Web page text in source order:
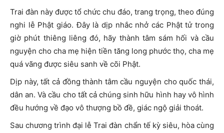
Trai đàn này được tổ chức chu đáo, trang trọng, theo đúng
nghi lễ Phật giáo. Đây là dịp nhắc nhở các Phật tử trong
giờ phút thiêng liêng đó, hãy thành tâm sám hối và cầu
nguyện cho cha mẹ hiện tiền tăng long phước thọ, cha mẹ
quá vãng được siêu sanh về cõi Phật.
Dịp này, tất cả đồng thành tâm cầu nguyện cho quốc thái,
dân an. Và cầu cho tất cả chúng sinh hữu hình hay vô hình
đều hướng về đạo vô thượng bồ đề, giác ngộ giải thoát.
Sau chương trình đại lễ Trai đàn chẩn tế kỳ siêu, hòa cùng